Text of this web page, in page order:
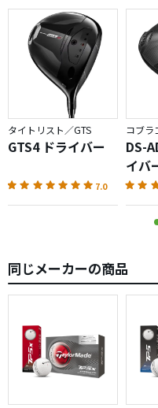
タイトリスト／GTS
GTS4 ドライバー
7.0
DS-
イバ
同じメーカーの商品